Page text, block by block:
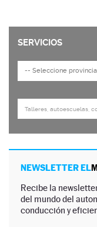
NEWSLETTER EL
Recibe la
del mundo del
conducción y